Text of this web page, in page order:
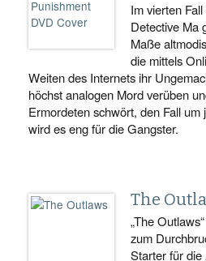
Im vierten
Detective Ma
Maße
die mittels
Weiten des Internets ihr
höchst analogen Mord verüben
Ermordeten schwört, den Fall um
wird es eng für die Gangster.
The
„The
zum
Starter für die